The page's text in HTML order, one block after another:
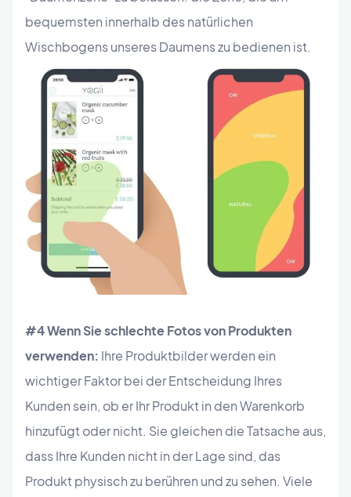
bequemsten innerhalb des natürlichen
Wischbogens unseres Daumens zu bedienen ist.
#4 Wenn Sie schlechte Fotos von Produkten
verwenden: Ihre Produktbilder werden ein
wichtiger Faktor bei der Entscheidung Ihres
Kunden sein, ob er Ihr Produkt in den Warenkorb
hinzufügt oder nicht. Sie gleichen die Tatsache aus,
dass Ihre Kunden nicht in der Lage sind, das
Produkt physisch zu berühren und zu sehen. Viele